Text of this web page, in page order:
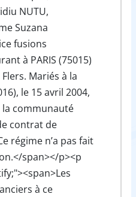
NUTU,
Suzana
fusions
à PARIS (75015)
Mariés à la
le 15 avril 2004,
la communauté
contrat de
régime n’a pas fait
span></p><p
à ce